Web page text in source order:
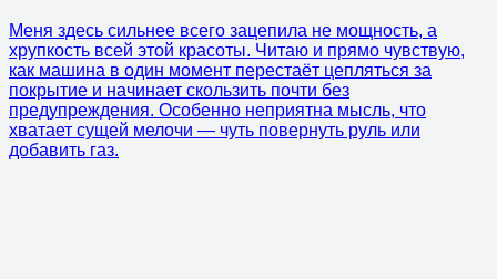
Меня здесь сильнее всего зацепила не мощность, а
хрупкость всей этой красоты. Читаю и прямо чувствую,
как машина в один момент перестаёт цепляться за
покрытие и начинает скользить почти без
предупреждения. Особенно неприятна мысль, что
хватает сущей мелочи — чуть повернуть руль или
добавить газ.